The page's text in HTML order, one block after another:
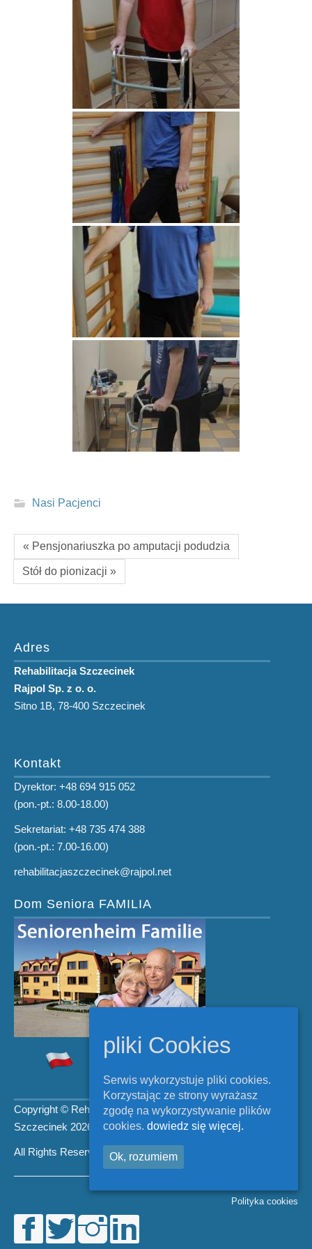
Nasi Pacjenci
« Pensjonariuszka po amputacji podudzia
Stół do pionizacji »
Adres
Rehabilitacja Szczecinek
Rajpol Sp. z o. o.
Sitno 1B, 78-400 Szczecinek
Kontakt
Dyrektor: +48 694 915 052
(pon.-pt.: 8.00-18.00)
Sekretariat: +48 735 474 388
(pon.-pt.: 7.00-16.00)
rehabilitacjaszczecinek@rajpol.net
Dom Seniora FAMILIA
Copyright © Rehabilitacja
Szczecinek 2026.
All Rights Reserved.
Polityka cookies
pliki Cookies
Serwis wykorzystuje pliki cookies.
Korzystając ze strony wyrażasz
zgodę na wykorzystywanie plików
cookies. dowiedz się więcej.
Ok, rozumiem